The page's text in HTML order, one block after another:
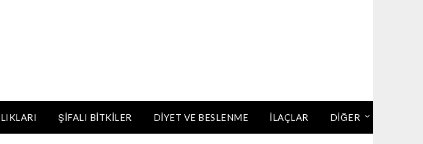
ŞIFALI BITKILER DIYET VE BESLENME İLAÇLAR DİĞER